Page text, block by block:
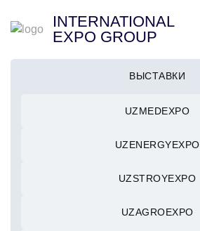
INTERNATIONAL
EXPO GROUP
ВЫСТАВКИ
UZMEDEXPO
UZENERGYEXPO
UZSTROYEXPO
UZAGROEXPO